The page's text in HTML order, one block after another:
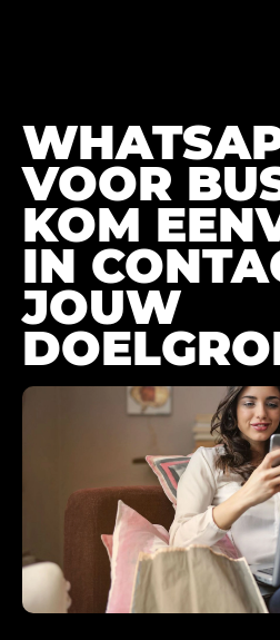
VOOR
KOM
IN
JOUW